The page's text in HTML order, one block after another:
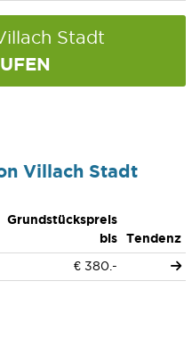
Stadt
Villach Stadt
Grundstückspreis
bis
Tendenz
€ 380.-